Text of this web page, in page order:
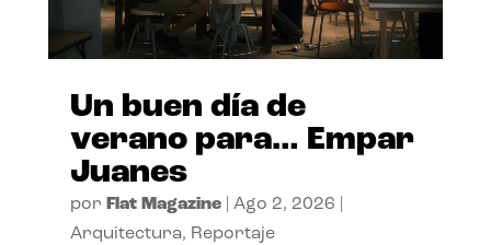
Un buen día de
verano para… Empar
Juanes
por Flat Magazine| Ago 2, 2026
Arquitectura, Reportaje